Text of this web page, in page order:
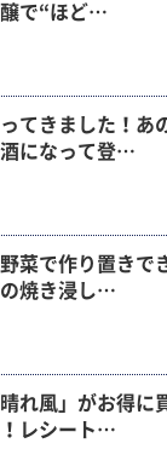
で“ほど…
てきました！あ
になって登…
菜で作り置きで
焼き浸し…
れ風」がお得に
レシート…